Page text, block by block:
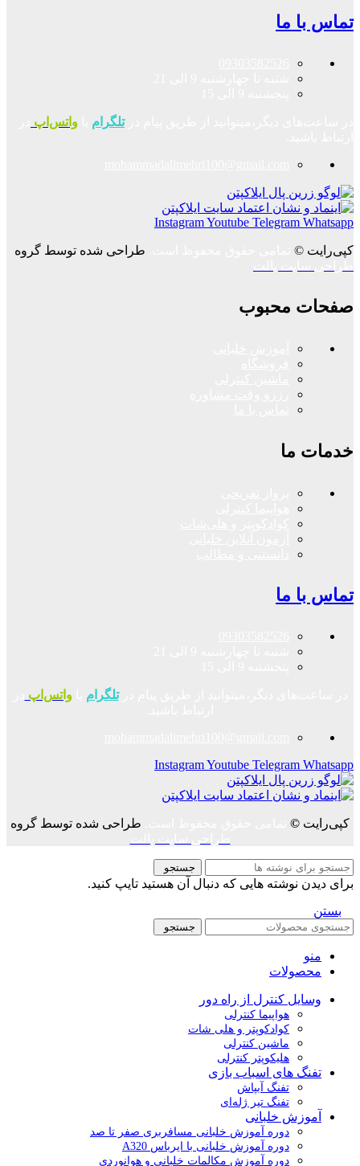
تماس با ما
در ساعت‌های دیگر،میتوانید از طریق پیام درتلگرام واتس‌اپ
InstagramYoutube Telegram Whatsapp
کپی‌رایت ©
طراحی شده توسط گروه
صفحات محبوب
خدمات ما
تماس با ما
در ساعت‌های دیگر،میتوانید از طریق پیام درتلگرام یاواتس‌اپ
InstagramYoutube Telegram Whatsapp
کپی‌رایت ©
طراحی شده توسط گروه
جستجو
برای دیدن نوشته هایی که دنبال آن هستید تایپ کنید.
بستن
جستجو
منو
محصولات
وسایل کنترل از راه دور
هواپیما کنترلی
کوادکوپتر و هلی شات
ماشین کنترلی
هلیکوپتر کنترلی
تفنگ های اسباب بازی
تفنگ آبپاش
تفنگ تیر ژله‌ای
آموزش خلبانی
دوره آموزش خلبانی مسافربری صفر تا صد
دوره آموزش خلبانی با ایرباس A320
دوره آموزش مکالمات خلبانی و هوانوردی